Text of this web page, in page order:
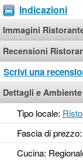
Indicazioni
Immagini
Recensioni
Scrivi una
Dettagli e
Tipo locale:
Fascia di
Cucina: